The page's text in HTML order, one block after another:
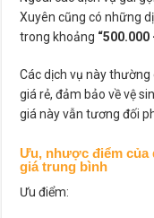
Xuyên cũng có những
trong khoảng “500.000
Các dịch vụ này
giá rẻ, đảm bảo về vệ
giá này vẫn tương đối
Ưu, nhược điểm của
giá trung bình
Ưu điểm: